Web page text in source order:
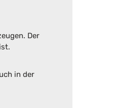
Der
in der